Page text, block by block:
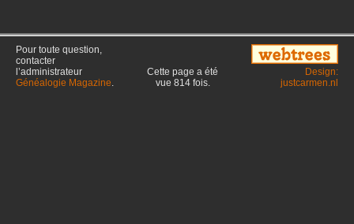
Pour toute question,
contacter
l’administrateur
Généalogie Magazine.
Cette page a été
vue 814fois.
Design:
justcarmen.nl